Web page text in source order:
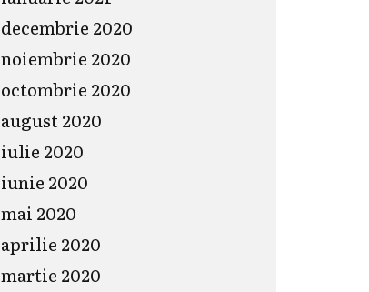
decembrie 2020
noiembrie 2020
octombrie 2020
august 2020
iulie 2020
iunie 2020
mai 2020
aprilie 2020
martie 2020